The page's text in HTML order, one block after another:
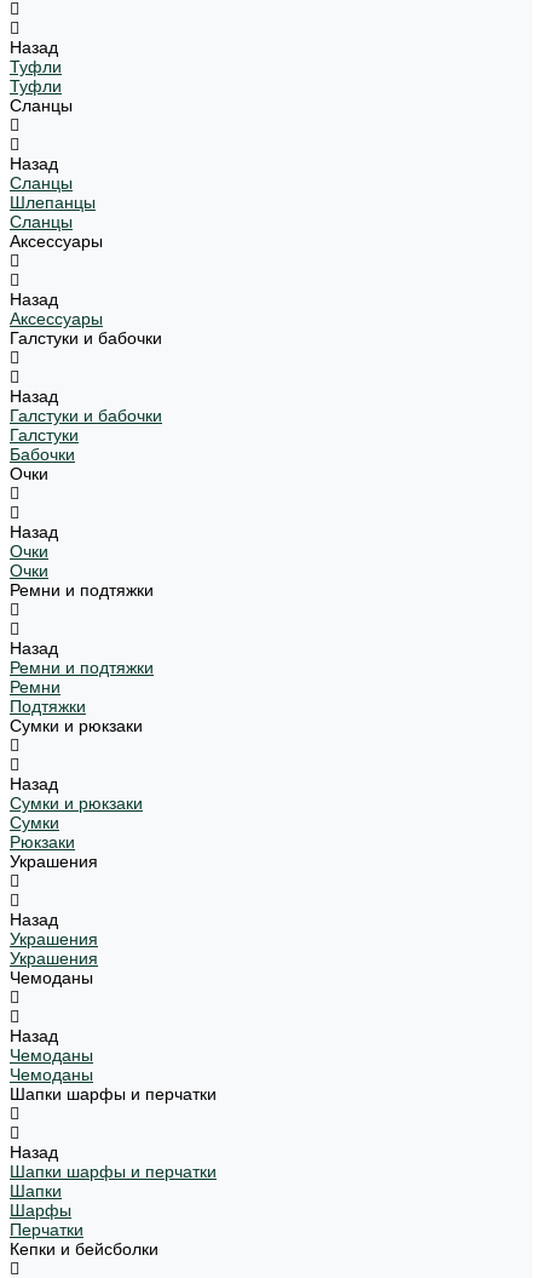
Назад
Туфли
Туфли
Сланцы
Назад
Сланцы
Шлепанцы
Сланцы
Аксессуары
Назад
Аксессуары
Галстуки и бабочки
Назад
Галстуки и бабочки
Галстуки
Бабочки
Очки
Назад
Очки
Очки
Ремни и подтяжки
Назад
Ремни и подтяжки
Ремни
Подтяжки
Сумки и рюкзаки
Назад
Сумки и рюкзаки
Сумки
Рюкзаки
Украшения
Назад
Украшения
Украшения
Чемоданы
Назад
Чемоданы
Чемоданы
Шапки шарфы и перчатки
Назад
Шапки шарфы и перчатки
Шапки
Шарфы
Перчатки
Кепки и бейсболки